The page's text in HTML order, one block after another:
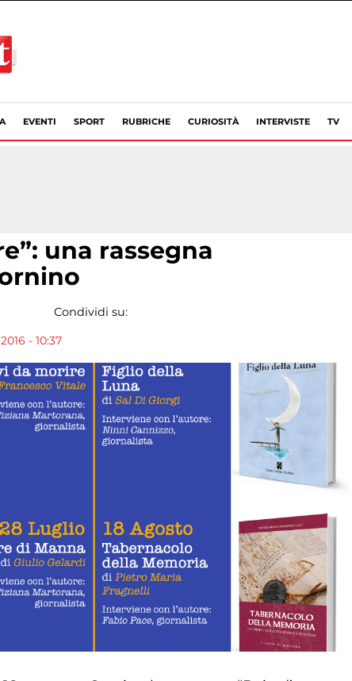
EVENTI SPORT RUBRICHE CURIOSITÀ INTERVISTE TV
una rassegna
Condividi su:
- 10:37